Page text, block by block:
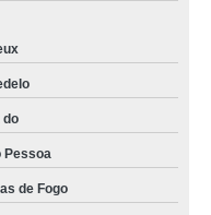
do
Pessoa
de Fogo